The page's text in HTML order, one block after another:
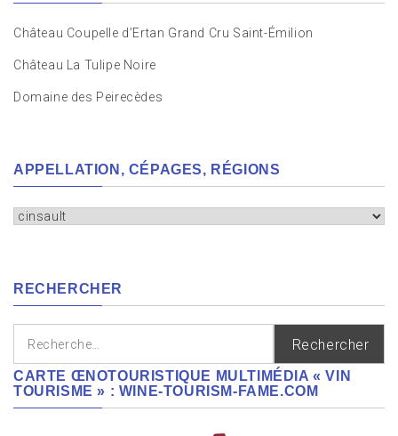
Château Coupelle d’Ertan Grand Cru Saint-Émilion
Château La Tulipe Noire
Domaine des Peirecèdes
APPELLATION, CÉPAGES, RÉGIONS
Appellation,
RECHERCHER
CARTE ŒNOTOURISTIQUE MULTIMÉDIA « VIN
TOURISME » : WINE-TOURISM-FAME.COM